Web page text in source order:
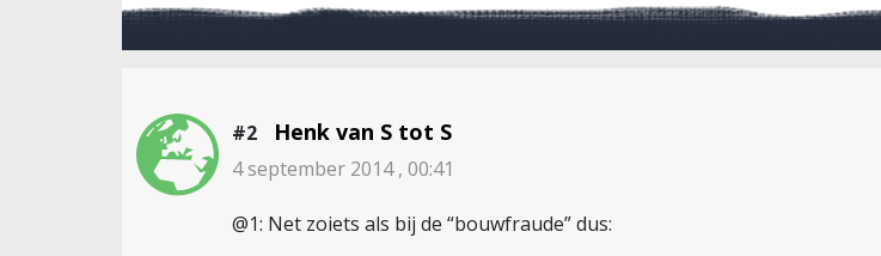
#2 Henk van S tot S
4 september 2014 , 00:41
@1: Net zoiets als bij de “bouwfraude” dus: